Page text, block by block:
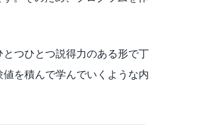
つひとつ説得力のある形で丁
を積んで学んでいくような内